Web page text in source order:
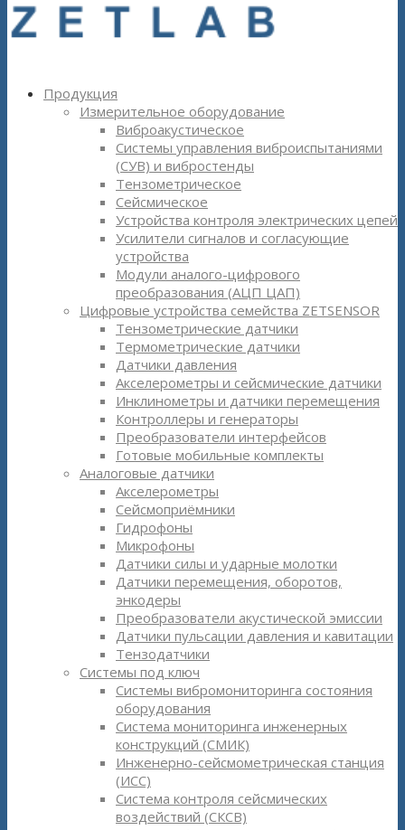
Продукция
Измерительное оборудование
Виброакустическое
Системы управления виброиспытаниями
(СУВ) и вибростенды
Тензометрическое
Сейсмическое
Устройства контроля электрических цепей
Усилители сигналов и согласующие
устройства
Модули аналого-цифрового
преобразования (АЦП ЦАП)
Цифровые устройства семейства ZETSENSOR
Тензометрические датчики
Термометрические датчики
Датчики давления
Акселерометры и сейсмические датчики
Инклинометры и датчики перемещения
Контроллеры и генераторы
Преобразователи интерфейсов
Готовые мобильные комплекты
Аналоговые датчики
Акселерометры
Сейсмоприёмники
Гидрофоны
Микрофоны
Датчики силы и ударные молотки
Датчики перемещения, оборотов,
энкодеры
Преобразователи акустической эмиссии
Датчики пульсации давления и кавитации
Тензодатчики
Системы под ключ
Системы вибромониторинга состояния
оборудования
Система мониторинга инженерных
конструкций (СМИК)
Инженерно-сейсмометрическая станция
(ИСС)
Система контроля сейсмических
воздействий (СКСВ)